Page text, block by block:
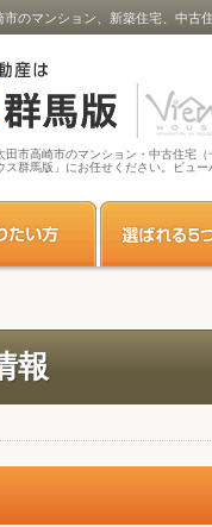
のマンション、新築住宅、中古
田市高崎市のマンション・中古住宅（
群馬版」にお任せください。ビュー
報